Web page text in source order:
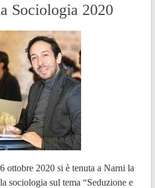
Sociologia 2020
ottobre 2020 si è tenuta a Narni la
sociologia sul tema “Seduzione e